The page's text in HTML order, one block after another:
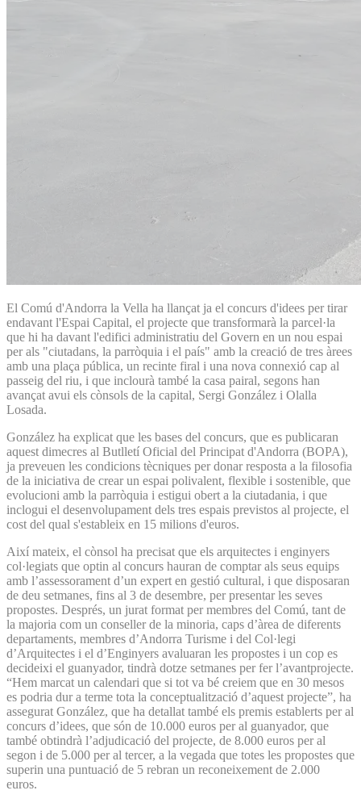
El Comú d'Andorra la Vella ha llançat ja el concurs d'idees per tirar
endavant l'Espai Capital, el projecte que transformarà la parcel·la
que hi ha davant l'edifici administratiu del Govern en un nou espai
per als "ciutadans, la parròquia i el país" amb la creació de tres àrees
amb una plaça pública, un recinte firal i una nova connexió cap al
passeig del riu, i que inclourà també la casa pairal, segons han
avançat avui els cònsols de la capital, Sergi González i Olalla
Losada.
González ha explicat que les bases del concurs, que es publicaran
aquest dimecres al Butlletí Oficial del Principat d'Andorra (BOPA),
ja preveuen les condicions tècniques per donar resposta a la filosofia
de la iniciativa de crear un espai polivalent, flexible i sostenible, que
evolucioni amb la parròquia i estigui obert a la ciutadania, i que
inclogui el desenvolupament dels tres espais previstos al projecte, el
cost del qual s'estableix en 15 milions d'euros.
Així mateix, el cònsol ha precisat que els arquitectes i enginyers
col·legiats que optin al concurs hauran de comptar als seus equips
amb l’assessorament d’un expert en gestió cultural, i que disposaran
de deu setmanes, fins al 3 de desembre, per presentar les seves
propostes. Després, un jurat format per membres del Comú, tant de
la majoria com un conseller de la minoria, caps d’àrea de diferents
departaments, membres d’Andorra Turisme i del Col·legi
d’Arquitectes i el d’Enginyers avaluaran les propostes i un cop es
decideixi el guanyador, tindrà dotze setmanes per fer l’avantprojecte.
“Hem marcat un calendari que si tot va bé creiem que en 30 mesos
es podria dur a terme tota la conceptualització d’aquest projecte”, ha
assegurat González, que ha detallat també els premis establerts per al
concurs d’idees, que són de 10.000 euros per al guanyador, que
també obtindrà l’adjudicació del projecte, de 8.000 euros per al
segon i de 5.000 per al tercer, a la vegada que totes les propostes que
superin una puntuació de 5 rebran un reconeixement de 2.000
euros.